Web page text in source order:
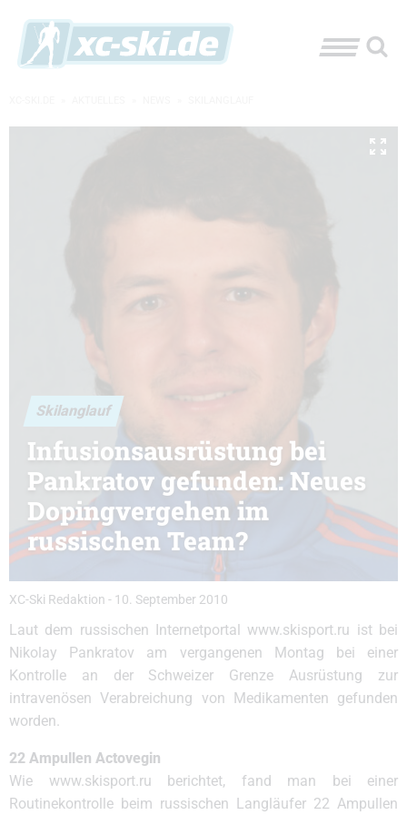
Skilanglauf
Infusionsausrüstung bei
Pankratov gefunden: Neues
Dopingvergehen im
russischen Team?
XC-Ski Redaktion - 10. September 2010
Laut dem russischen Internetportal www.skisport.ru ist bei
Nikolay Pankratov am vergangenen Montag bei einer
Kontrolle an der Schweizer Grenze Ausrüstung zur
intravenösen Verabreichung von Medikamenten gefunden
worden.
22 Ampullen Actovegin
Wie www.skisport.ru berichtet, fand man bei einer
Routinekontrolle beim russischen Langläufer 22 Ampullen